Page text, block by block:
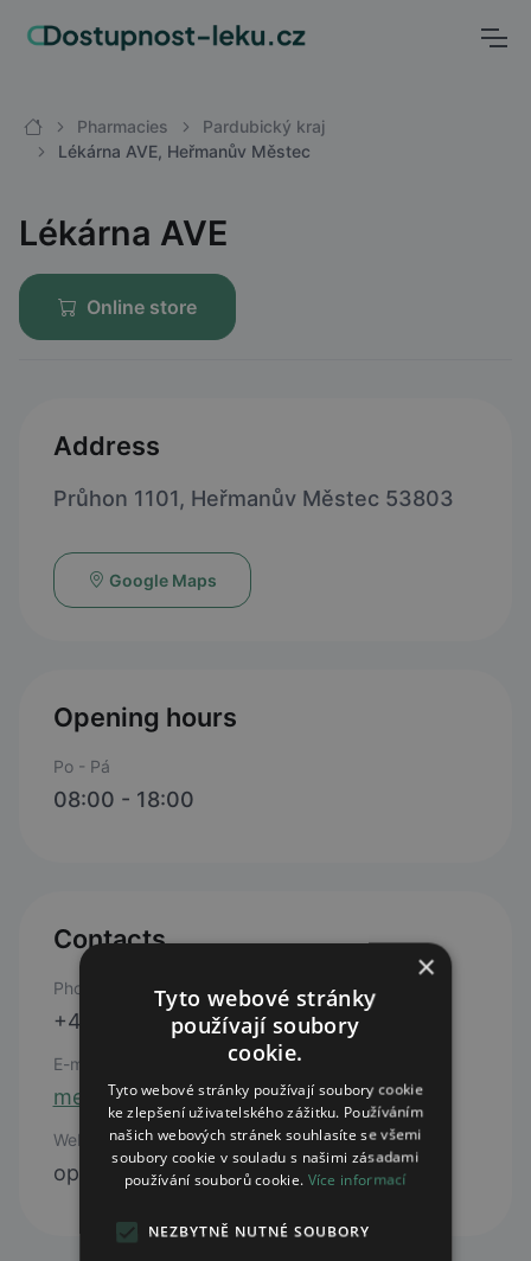
Pharmacies
Pardubický kraj
Lékárna AVE, Heřmanův Městec
Lékárna AVE
Online store
Address
Průhon 1101, Heřmanův Městec 53803
Google Maps
Opening hours
Po - Pá
08:00 - 18:00
Contacts
Phone
+420 602 674 043
E-mail
mestec@lekarnaave.cz
Web
open webpage
×
Tyto webové stránky
používají soubory
cookie.
Tyto webové stránky používají soubory cookie
ke zlepšení uživatelského zážitku. Používáním
našich webových stránek souhlasíte se všemi
soubory cookie v souladu s našimi zásadami
používání souborů cookie. Více informací
NEZBYTNĚ NUTNÉ SOUBORY